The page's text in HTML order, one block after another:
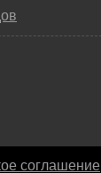
соглашение